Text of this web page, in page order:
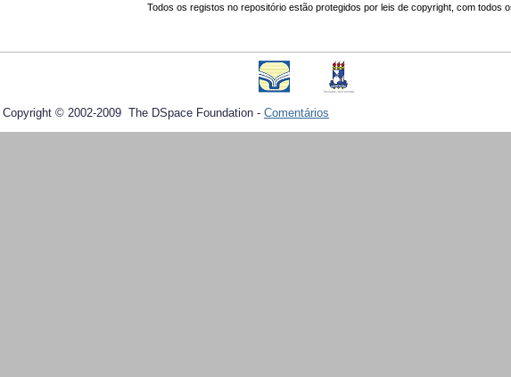
Todos os registos no repositório estão protegidos por leis de copyright, com todos
Copyright © 2002-2009 The DSpace Foundation - Comentários